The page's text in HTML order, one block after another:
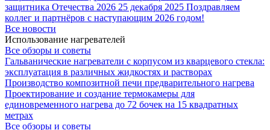
защитника Отечества 2026 25 декабря 2025 Поздравляем
коллег и партнёров с наступающим 2026 годом!
Все новости
Использование нагревателей
Все обзоры и советы
Гальванические нагреватели с корпусом из кварцевого стекла:
эксплуатация в различных жидкостях и растворах
Производство композитной печи предварительного нагрева
Проектирование и создание термокамеры для
единовременного нагрева до 72 бочек на 15 квадратных
метрах
Все обзоры и советы